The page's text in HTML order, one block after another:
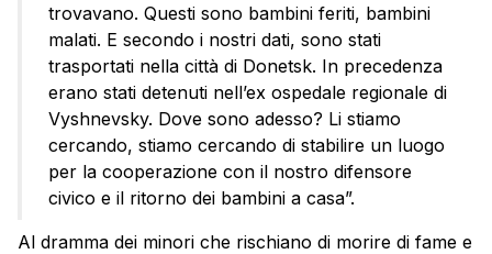
trovavano. Questi sono bambini feriti, bambini
malati. E secondo i nostri dati, sono stati
trasportati nella città di Donetsk. In precedenza
erano stati detenuti nell’ex ospedale regionale di
Vyshnevsky. Dove sono adesso? Li stiamo
cercando, stiamo cercando di stabilire un luogo
per la cooperazione con il nostro difensore
civico e il ritorno dei bambini a casa”.
Al dramma dei minori che rischiano di morire di fame e